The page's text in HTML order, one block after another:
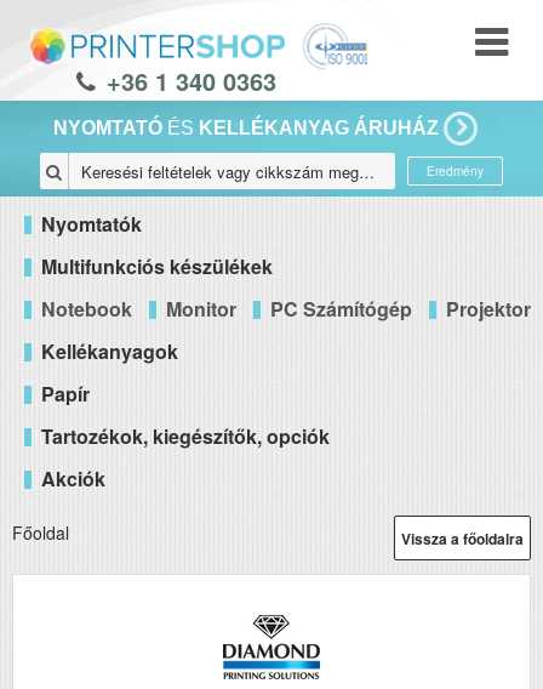
+36 1 340 0363
NYOMTATÓ ÉS KELLÉKANYAG ÁRUHÁZ
Eredmény
Nyomtatók
Multifunkciós készülékek
Notebook
Monitor PC Számítógép
Projektor
Kellékanyagok
Papír
Tartozékok, kiegészítők, opciók
Akciók
Vissza a főoldalra
Főoldal